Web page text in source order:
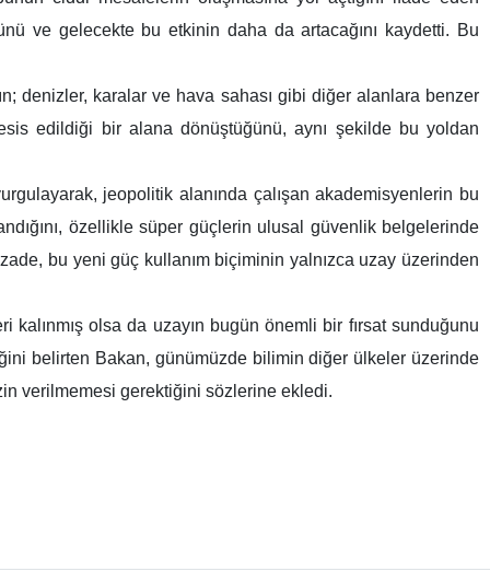
ve gelecekte bu etkinin daha da artacağını kaydetti. Bu
denizler, karalar ve hava sahası gibi diğer alanlara benzer
edildiği bir alana dönüştüğünü, aynı şekilde bu yoldan
jeopolitik alanında çalışan akademisyenlerin bu
özellikle süper güçlerin ulusal güvenlik belgelerinde
bu yeni güç kullanım biçiminin yalnızca uzay üzerinden
kalınmış olsa da uzayın bugün önemli bir fırsat sunduğunu
belirten Bakan, günümüzde bilimin diğer ülkeler üzerinde
verilmemesi gerektiğini sözlerine ekledi.